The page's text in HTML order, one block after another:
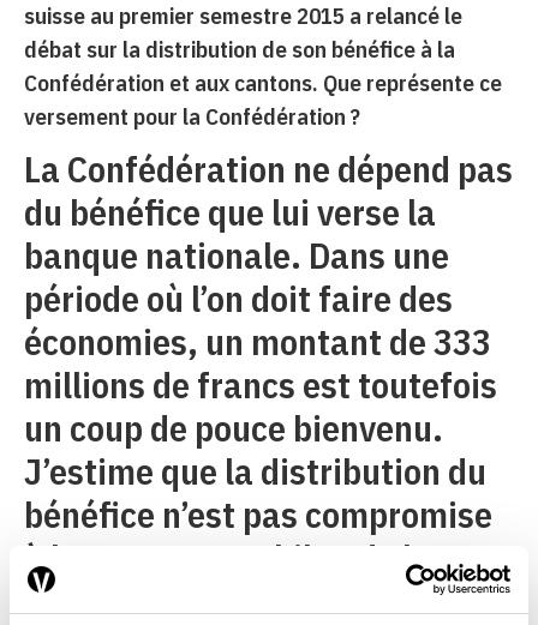
suisse au premier semestre 2015 a relancé le
débat sur la distribution de son bénéfice à la
Confédération et aux cantons. Que représente ce
versement pour la Confédération ?
La Confédération ne dépend pas
du bénéfice que lui verse la
banque nationale. Dans une
période où l’on doit faire des
économies, un montant de 333
millions de francs est toutefois
un coup de pouce bienvenu.
J’estime que la distribution du
bénéfice n’est pas compromise
à long terme. Le bilan de la BNS
atteint presque 600 milliards de